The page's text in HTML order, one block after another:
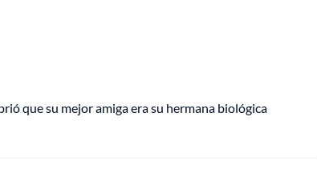
que su mejor amiga era su hermana biológica